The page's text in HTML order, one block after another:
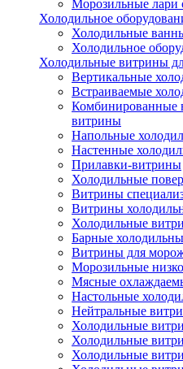
Морозильные лари
Холодильное
Холодильные
Холодильное
Холодильные витрины
Вертикальные
Встраиваемые
Комбинированные
витрины
Напольные
Настенные
Прилавки-витрины
Холодильные
Витрины
Витрины
Холодильные
Барные
Витрины для
Морозильные
Мясные
Настольные
Нейтральные
Холодильные
Холодильные
Холодильные